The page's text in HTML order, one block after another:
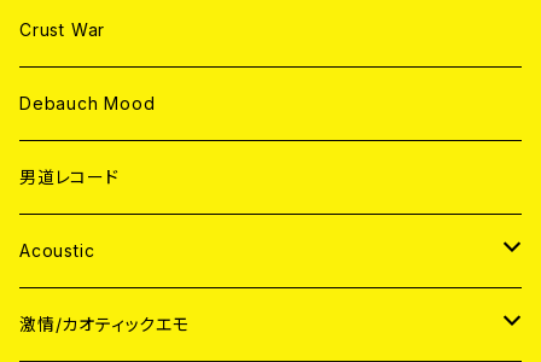
Crust War
Debauch Mood
男道レコード
Acoustic
JAPAN
激情/カオティックエモ